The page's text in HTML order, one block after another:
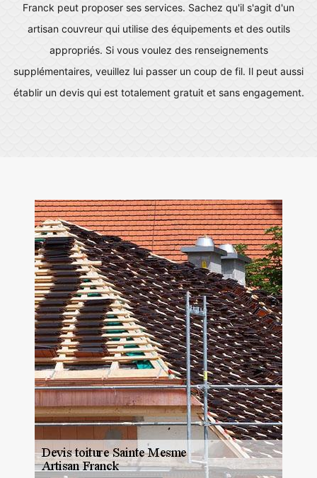
Franck peut proposer ses services. Sachez qu'il s'agit d'un
artisan couvreur qui utilise des équipements et des outils
appropriés. Si vous voulez des renseignements
supplémentaires, veuillez lui passer un coup de fil. Il peut aussi
établir un devis qui est totalement gratuit et sans engagement.